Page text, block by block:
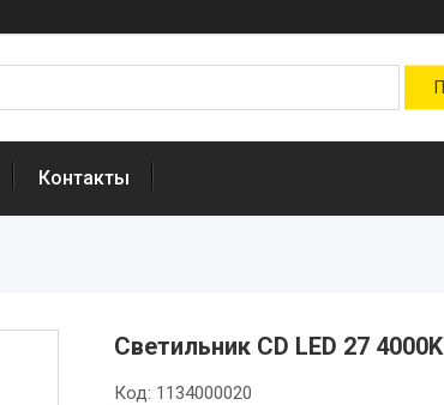
Контакты
Светильник CD LED 27 4000K
Код: 1134000020